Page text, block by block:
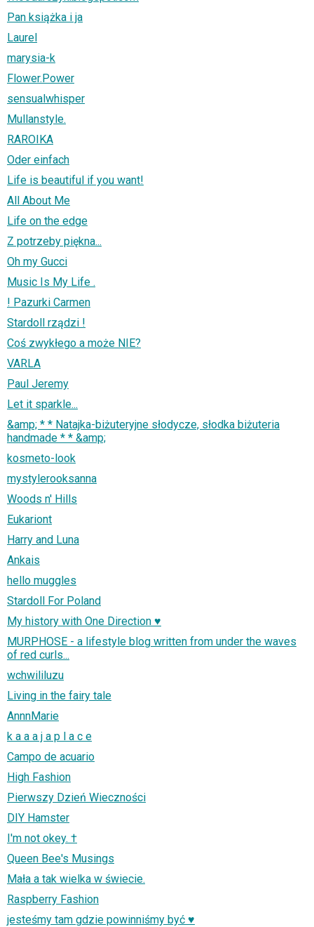
Pan książka i ja
Laurel
marysia-k
Flower.Power
sensualwhisper
Mullanstyle.
RAROIKA
Oder einfach
Life is beautiful if you want!
All About Me
Life on the edge
Z potrzeby piękna...
Oh my Gucci
Music Is My Life .
! Pazurki Carmen
Stardoll rządzi !
Coś zwykłego a może NIE?
VARLA
Paul Jeremy
Let it sparkle...
&amp; * * Natajka-biżuteryjne słodycze, słodka biżuteria
handmade * * &amp;
kosmeto-look
mystylerooksanna
Woods n' Hills
Eukariont
Harry and Luna
Ankais
hello muggles
Stardoll For Poland
My history with One Direction ♥
MURPHOSE - a lifestyle blog written from under the waves
of red curls...
wchwililuzu
Living in the fairy tale
AnnnMarie
k a a a j a p l a c e
Campo de acuario
High Fashion
Pierwszy Dzień Wieczności
DIY Hamster
I'm not okey. †
Queen Bee's Musings
Mała a tak wielka w świecie.
Raspberry Fashion
jesteśmy tam gdzie powinniśmy być ♥